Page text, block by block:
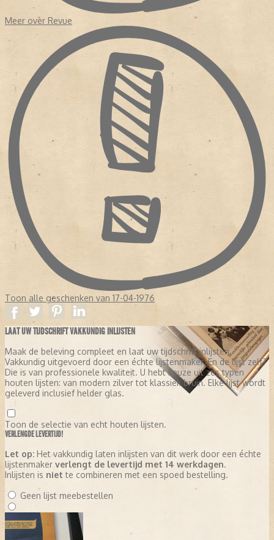
Meer over Revue
Toon alle geschenken van 17-04-1976
LAAT UW TIJDSCHRIFT VAKKUNDIG INLIJSTEN
Maak de beleving compleet en laat uw tijdschrift inlijsten.
Vakkundig uitgevoerd door een échte lijstenmaker. En de lijst zelf?
Die is van professionele kwaliteit. U hebt keuze uit zes typen
houten lijsten: van modern zilver tot klassiek bruin. Elke lijst wordt
geleverd inclusief helder glas.
Toon de selectie van echt houten lijsten.
VERLENGDE LEVERTIJD!
Let op: Het vakkundig laten inlijsten van dit werk door een échte
lijstenmaker verlengt de levertijd met 14 werkdagen.
Inlijsten is niet te combineren met een spoed bestelling.
Geen lijst meebestellen